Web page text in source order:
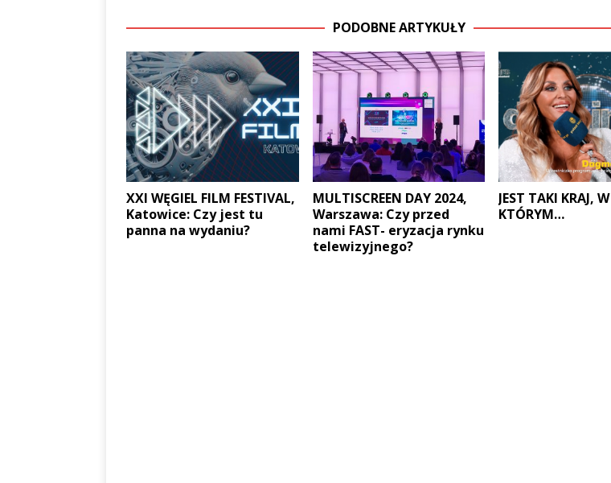
PODOBNE ARTYKUŁY
XXI WĘGIEL FILM FESTIVAL,
Katowice: Czy jest tu
panna na wydaniu?
MULTISCREEN DAY 2024,
Warszawa: Czy przed
nami FAST- eryzacja rynku
telewizyjnego?
JEST TAKI KRAJ, W
KTÓRYM…